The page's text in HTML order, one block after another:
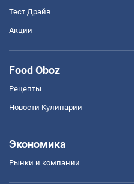
Тест Драйв
Акции
Food Oboz
Рецепты
Новости Кулинарии
Экономика
Рынки и компании